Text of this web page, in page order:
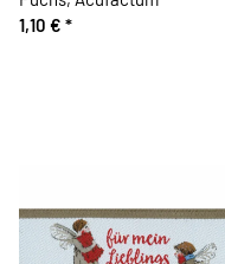
1,10 € *